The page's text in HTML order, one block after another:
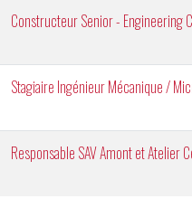
Constructeur Senior - Engineering